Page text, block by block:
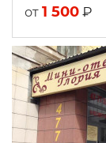
от 1 500 ₽